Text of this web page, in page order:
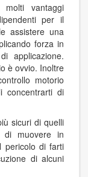
vantaggi
per il
assistere una
forza in
applicazione.
è ovvio. Inoltre
motorio
concentrarti di
sicuri di quelli
di muovere in
pericolo di farti
di alcuni